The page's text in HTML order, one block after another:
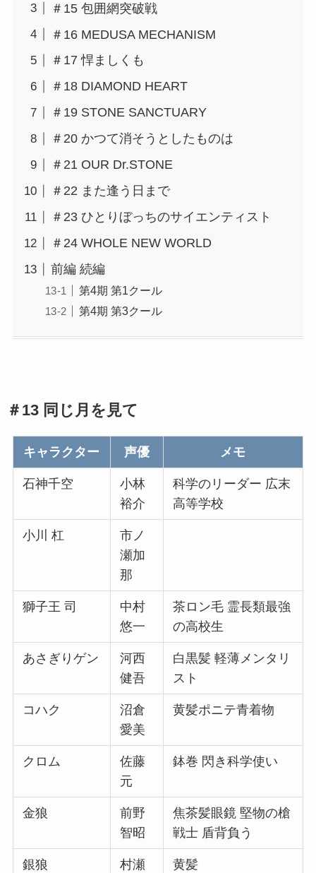
＃15 包囲網突破戦
＃16 MEDUSA MECHANISM
＃17 悍ましくも
＃18 DIAMOND HEART
＃19 STONE SANCTUARY
＃20 かつて消そうとしたものは
＃21 OUR Dr.STONE
＃22 また逢う日まで
＃23 ひとりぼっちのサイエンティスト
＃24 WHOLE NEW WORLD
前編 続編
第4期 第1クール
第4期 第3クール
＃13 同じ月を見て
キャラクター 声優 メモ
石神千空
小林
裕介
科学のリーダー 広末
高等学校
小川 杠
市ノ
瀬加
那
獅子王 司
中村
悠一
茶ロン毛 霊長類最強
の高校生
あさぎりゲン
河西
健吾
白黒髪 軽薄メンタリ
スト
コハク
沼倉
愛美
黄髪ポニテ青着物
クロム
佐藤
元
鉢巻 閃き科学使い
金狼
前野
智昭
焦茶髪眼鏡 堅物の槍
戦士 盾背負う
銀狼
村瀬
黄髪